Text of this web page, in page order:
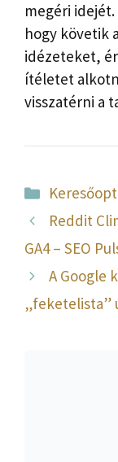
megéri
hogy követik
idézeteket,
ítéletet
visszatérni a
Kategória
Reddit
GA4 – SEO
A Google
„feketelista”